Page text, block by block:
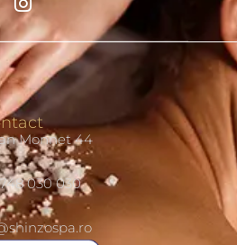
Monnet 44
030 030